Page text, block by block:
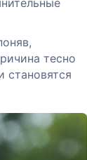
тесно